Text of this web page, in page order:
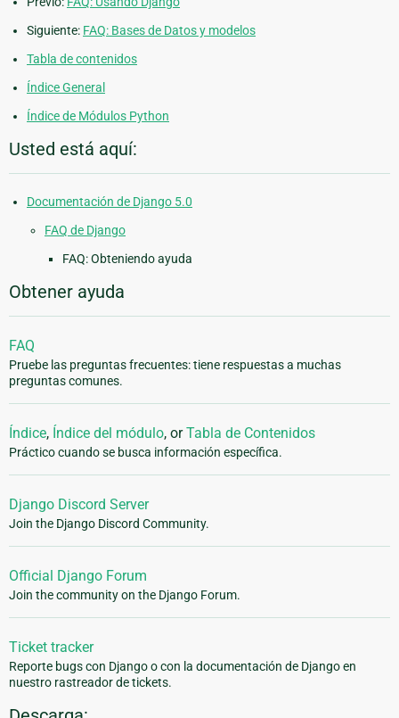
Siguiente: FAQ: Bases de Datos y modelos
Tabla de contenidos
Índice General
Índice de Módulos Python
Usted está aquí:
Documentación de Django 5.0
FAQ de Django
FAQ: Obteniendo ayuda
Obtener ayuda
FAQ
Pruebe las preguntas frecuentes: tiene respuestas a muchas
preguntas comunes.
Índice, Índice del módulo, orTabla de Contenidos
Práctico cuando se busca información específica.
Django Discord Server
Join the Django Discord Community.
Official Django Forum
Join the community on the Django Forum.
Ticket tracker
Reporte bugs con Django o con la documentación de Django en
nuestro rastreador de tickets.